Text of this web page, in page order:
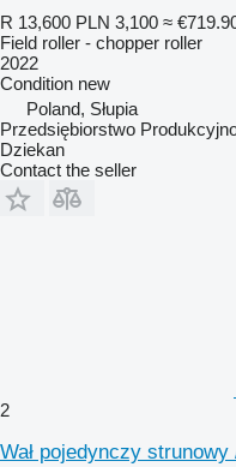
R 13,600 PLN 3,100 ≈
Field roller - chopper roller
2022
Condition new
Poland, Słupia
Przedsiębiorstwo
Dziekan
Contact the seller
2
Wał pojedynczy